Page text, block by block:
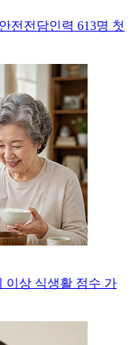
전전담인력 613명 첫
이상 식생활 점수 가